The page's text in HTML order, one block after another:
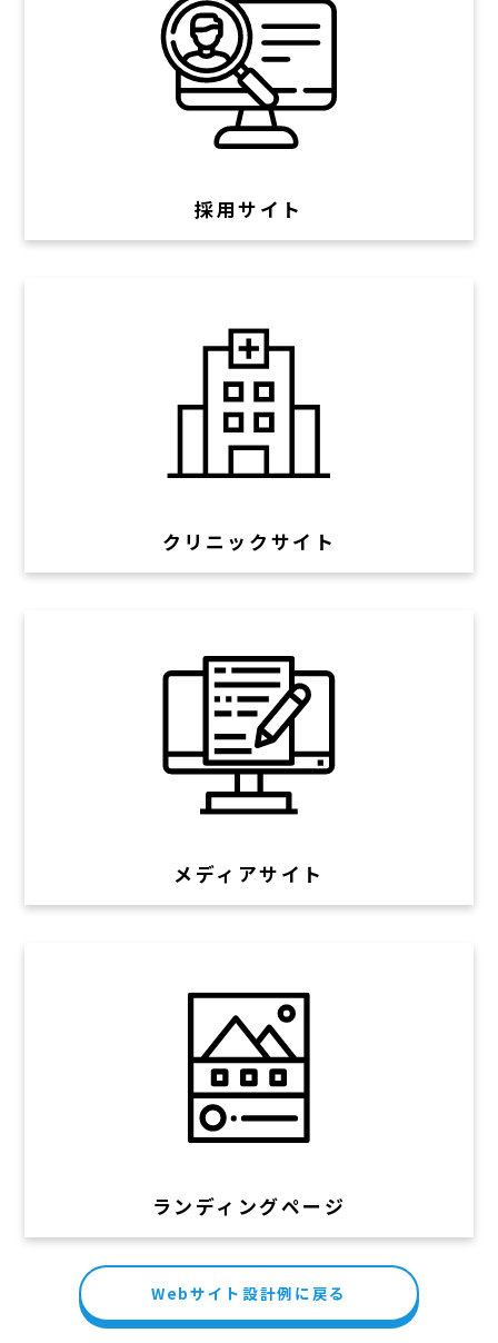
採用サイト
クリニックサイト
メディアサイト
ランディングページ
Webサイト設計例に戻る